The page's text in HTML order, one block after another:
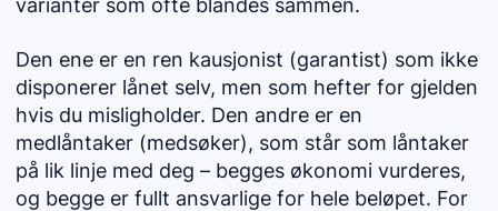
varianter som ofte blandes sammen.
Den ene er en ren kausjonist (garantist) som ikke
disponerer lånet selv, men som hefter for gjelden
hvis du misligholder. Den andre er en
medlåntaker (medsøker), som står som låntaker
på lik linje med deg – begges økonomi vurderes,
og begge er fullt ansvarlige for hele beløpet. For